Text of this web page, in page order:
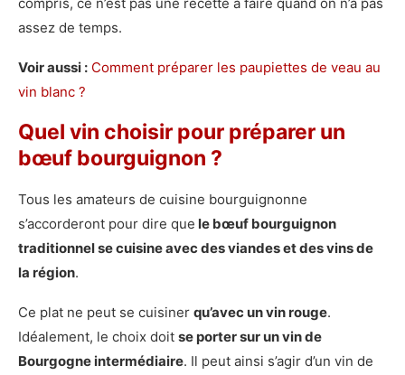
assez de temps.
Voir aussi : Comment préparer les paupiettes de veau au
vin blanc ?
Quel vin choisir pour préparer un
bœuf bourguignon ?
Tous les amateurs de cuisine bourguignonne
s’accorderont pour dire que le bœuf bourguignon
traditionnel se cuisine avec des viandes et des vins de
la région.
Ce plat ne peut se cuisiner qu’avec un vin rouge.
Idéalement, le choix doit se porter sur unvin de
Bourgogne intermédiaire. Il peut ainsi s’agir d’un vin de